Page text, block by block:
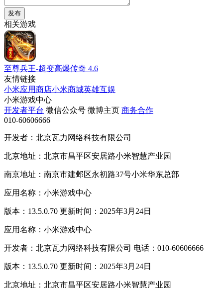
发布
相关游戏
至尊兵王-超变高爆传奇 4.6
友情链接
小米应用商店小米商城英雄互娱
小米游戏中心
开发者平台 微信公众号 微博主页 商务合作
010-60606666
开发者：北京瓦力网络科技有限公司
北京地址：北京市昌平区安居路小米智慧产业园
南京地址：南京市建邺区永初路37号小米华东总部
应用名称：小米游戏中心
版本：13.5.0.70 更新时间：2025年3月24日
应用名称：小米游戏中心
开发者：北京瓦力网络科技有限公司 电话：010-60606666
版本：13.5.0.70 更新时间：2025年3月24日
北京地址：北京市昌平区安居路小米智慧产业园